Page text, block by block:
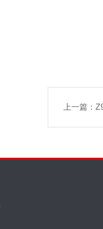
上一篇：